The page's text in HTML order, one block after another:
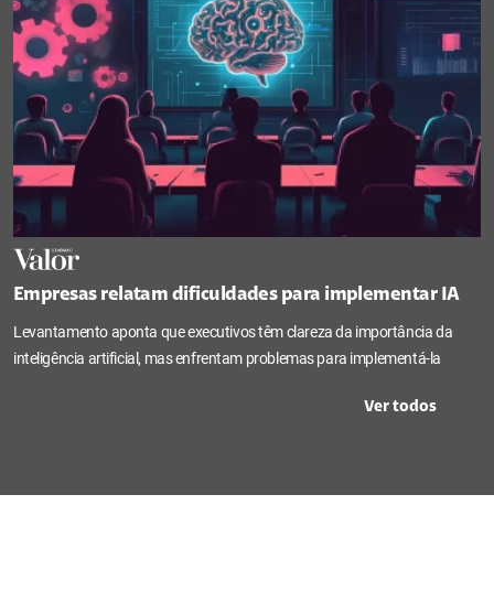
Empresas relatam dificuldades para implementar IA
Levantamento aponta que executivos têm clareza da importância da
inteligência artificial, mas enfrentam problemas para implementá-la
Ver todos